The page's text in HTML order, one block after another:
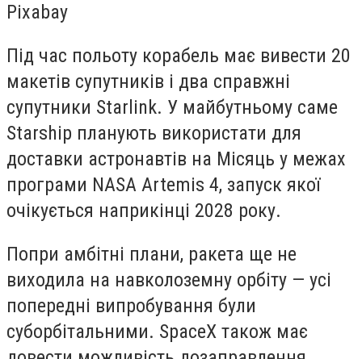
Pixabay
Під час польоту корабель має вивести 20
макетів супутників і два справжні
супутники Starlink. У майбутньому саме
Starship планують використати для
доставки астронавтів на Місяць у межах
програми NASA Artemis 4, запуск якої
очікується наприкінці 2028 року.
Попри амбітні плани, ракета ще не
виходила на навколоземну орбіту — усі
попередні випробування були
суборбітальними. SpaceX також має